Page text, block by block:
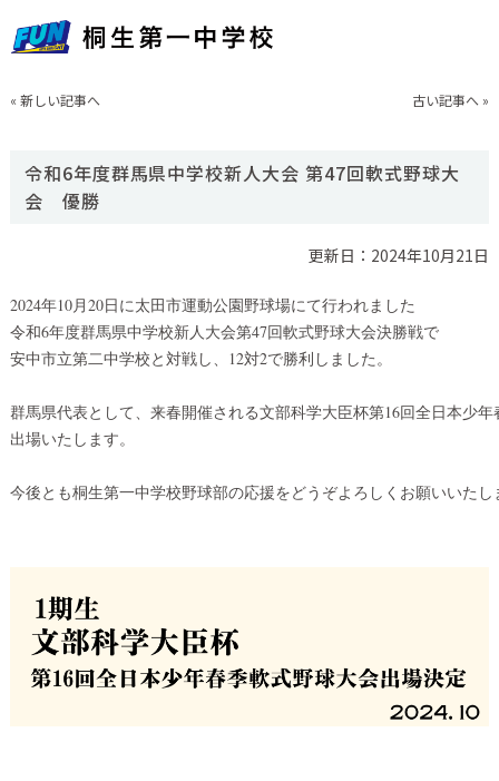
« 新しい記事へ 古い記事へ »
令和6年度群馬県中学校新人大会 第47回軟式野球大
会 優勝
更新日：2024年10月21日
2024年10月20日に太田市運動公園野球場にて行われました
令和6年度群馬県中学校新人大会第47回軟式野球大会決勝戦で
安中市立第二中学校と対戦し、12対2で勝利しました。
群馬県代表として、来春開催される文部科学大臣杯第16回全日本少
出場いたします。
今後とも桐生第一中学校野球部の応援をどうぞよろしくお願いいたし